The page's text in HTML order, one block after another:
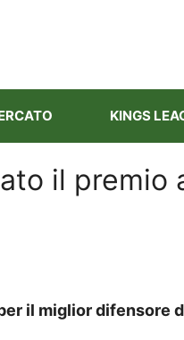
KINGS
il premio
il miglior difensore